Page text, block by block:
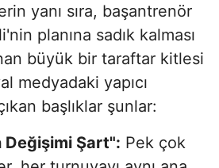
yanı sıra, başantrenör
planına sadık kalması
büyük bir taraftar kitlesi
medyadaki yapıcı
başlıklar şunlar:
Değişimi Şart": Pek çok